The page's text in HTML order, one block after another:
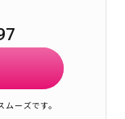
ーズです。